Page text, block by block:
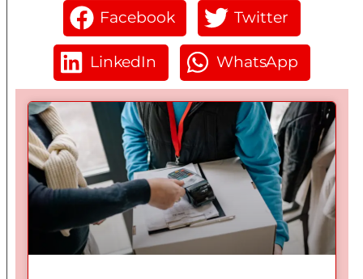
Facebook Twitter
LinkedIn WhatsApp